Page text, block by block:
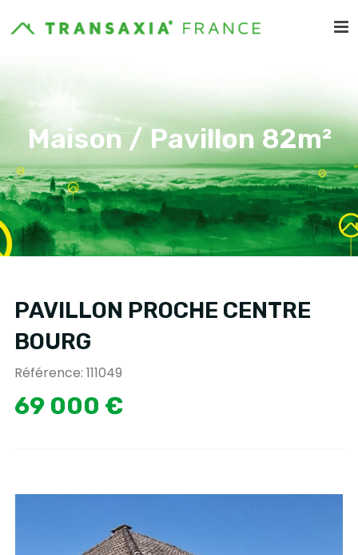
Maison / Pavillon 82m²
PAVILLON PROCHE CENTRE
BOURG
Référence: 111049
69 000 €